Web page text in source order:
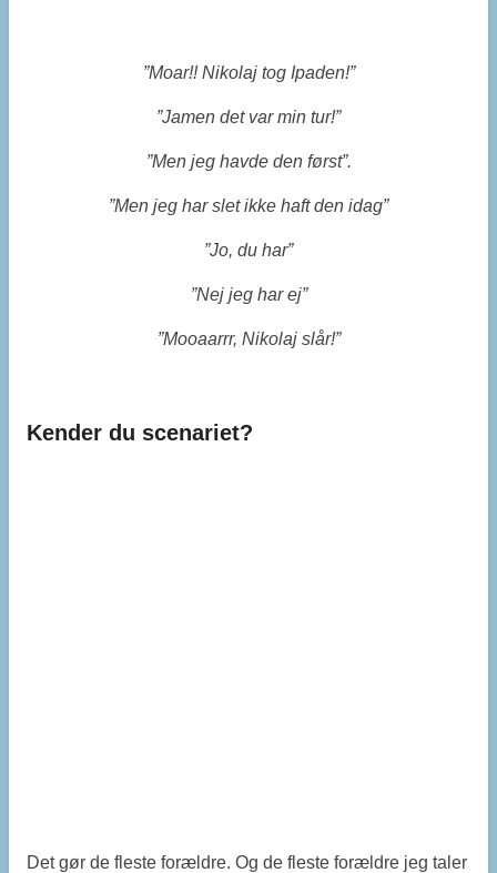
”Moar!! Nikolaj tog Ipaden!”
”Jamen det var min tur!”
”Men jeg havde den først”.
”Men jeg har slet ikke haft den idag”
”Jo, du har”
”Nej jeg har ej”
”Mooaarrr, Nikolaj slår!”
Kender du scenariet?
Det gør de fleste forældre. Og de fleste forældre jeg taler